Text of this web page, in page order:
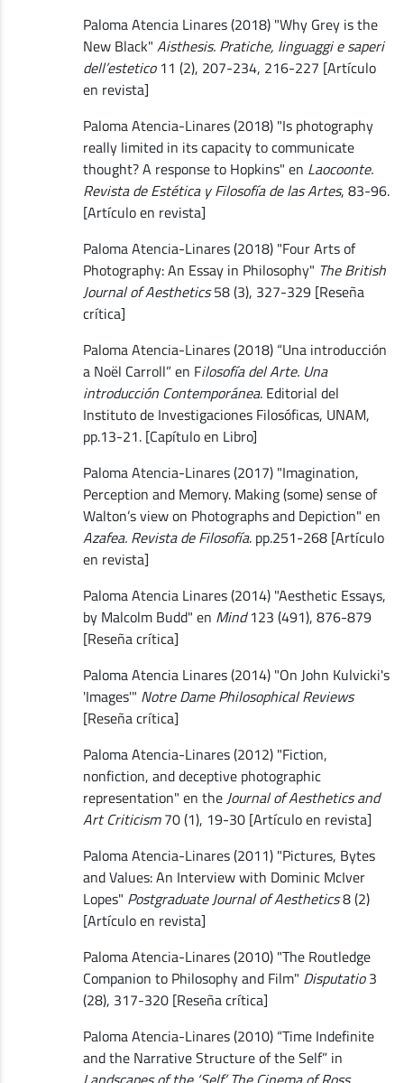
Paloma Atencia Linares (2018) "Why Grey is the
New Black" Aisthesis. Pratiche, linguaggi e saperi
dell’estetico11 (2), 207-234, 216-227 [Artículo
en revista]
Paloma Atencia-Linares (2018) "Is photography
really limited in its capacity to communicate
thought? A response to Hopkins" en Laocoonte.
Revista de Estética y Filosofía de las Artes, 83-96.
[Artículo en revista]
Paloma Atencia-Linares (2018) "Four Arts of
Photography: An Essay in Philosophy" The British
Journal of Aesthetics58 (3), 327-329 [Reseña
crítica]
Paloma Atencia-Linares (2018) “Una introducción
a Noël Carroll” en Filosofía del Arte. Una
introducción Contemporánea. Editorial del
Instituto de Investigaciones Filosóficas, UNAM,
pp.13-21. [Capítulo en Libro]
Paloma Atencia-Linares (2017) "Imagination,
Perception and Memory. Making (some) sense of
Walton’s view on Photographs and Depiction" en
Azafea. Revista de Filosofía. pp.251-268 [Artículo
en revista]
Paloma Atencia Linares (2014) "Aesthetic Essays,
by Malcolm Budd" en Mind123 (491), 876-879
[Reseña crítica]
Paloma Atencia Linares (2014) "On John Kulvicki's
'Images'" Notre Dame Philosophical Reviews
[Reseña crítica]
Paloma Atencia-Linares (2012) "Fiction,
nonfiction, and deceptive photographic
representation" en the Journal of Aesthetics and
Art Criticism70 (1), 19-30 [Artículo en revista]
Paloma Atencia-Linares (2011) "Pictures, Bytes
and Values: An Interview with Dominic McIver
Lopes" Postgraduate Journal of Aesthetics8 (2)
[Artículo en revista]
Paloma Atencia-Linares (2010) "The Routledge
Companion to Philosophy and Film" Disputatio3
(28), 317-320 [Reseña crítica]
Paloma Atencia-Linares (2010) “Time Indefinite
and the Narrative Structure of the Self” in